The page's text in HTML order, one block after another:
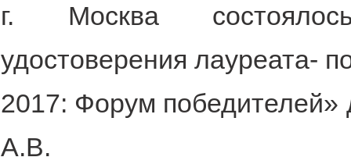
г. Москва
удостоверения лауреата-
2017: Форум победителей»
А.В.